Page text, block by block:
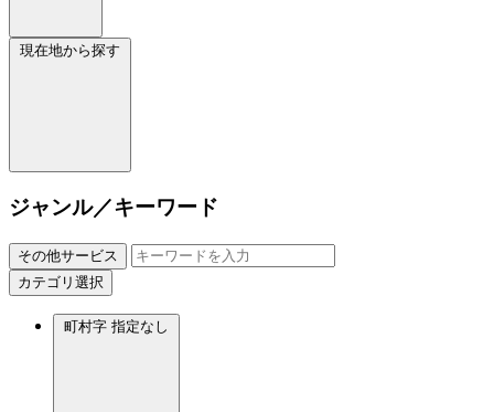
現在地から探す
ジャンル／キーワード
その他サービス
カテゴリ選択
町村字 指定なし